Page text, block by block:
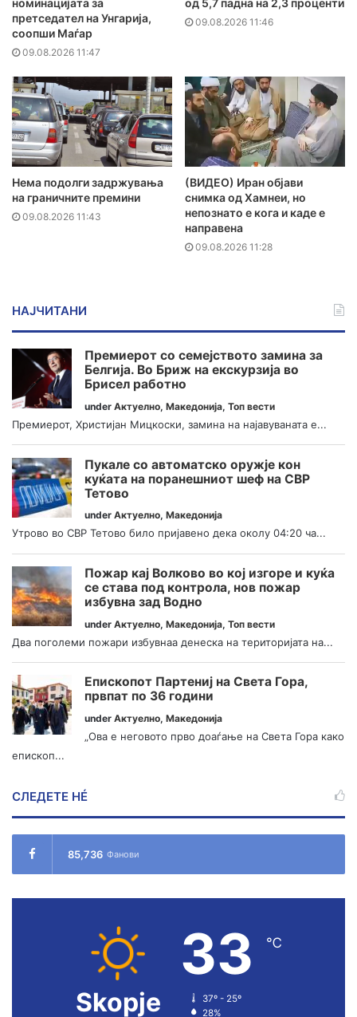
номинацијата за
претседател на Унгарија,
соопши Маѓар
09.08.2026 11:47
од 5,7 падна на 2,3 проценти
09.08.2026 11:46
Нема подолги задржувања
на граничните премини
09.08.2026 11:43
(ВИДЕО) Иран објави
снимка од Хамнеи, но
непознато е кога и каде е
направена
09.08.2026 11:28
НАЈЧИТАНИ
Премиерот со семејството замина за
Белгија. Во Бриж на екскурзија во
Брисел работно
under Актуелно, Македонија, Топ вести
Премиерот, Христијан Мицкоски, замина на најавуваната е...
Пукале со автоматско оружје кон
куќата на поранешниот шеф на СВР
Тетово
under Актуелно, Македонија
Утрово во СВР Тетово било пријавено дека околу 04:20 ча...
Пожар кај Волково во кој изгоре и куќа
се става под контрола, нов пожар
избувна зад Водно
under Актуелно, Македонија, Топ вести
Два поголеми пожари избувнаа денеска на територијата на...
Епископот Партениј на Света Гора,
првпат по 36 години
under Актуелно, Македонија
„Ова е неговото прво доаѓање на Света Гора како
епископ...
СЛЕДЕТЕ НÉ
85,736 Фанови
Skopje
33 ℃
37º - 25º
28%